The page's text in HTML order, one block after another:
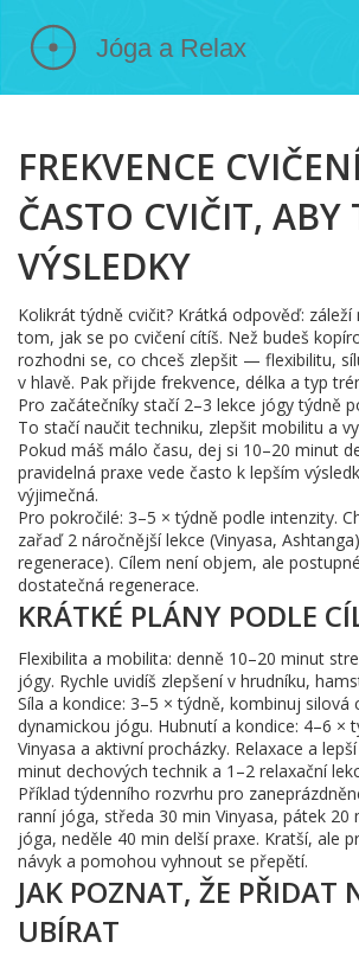
FREKVENCE
ČASTO CVIČIT, ABY
VÝSLEDKY
Kolikrát týdně cvičit? Krátká odpověď: záleží
tom, jak se po cvičení cítíš. Než budeš
rozhodni se, co chceš zlepšit — flexibilitu,
v hlavě. Pak přijde frekvence, délka a typ
Pro začátečníky stačí 2–3 lekce jógy týdně
To stačí naučit techniku, zlepšit mobilitu a
Pokud máš málo času, dej si 10–20 minut
pravidelná praxe vede často k lepším
výjimečná.
Pro pokročilé: 3–5 × týdně podle intenzity.
zařaď 2 náročnější lekce (Vinyasa,
regenerace). Cílem není objem, ale
dostatečná regenerace.
KRÁTKÉ PLÁNY PODLE
Flexibilita a mobilita: denně 10–20 minut
jógy. Rychle uvidíš zlepšení v hrudníku,
Síla a kondice: 3–5 × týdně, kombinuj silová
dynamickou jógu. Hubnutí a kondice: 4–6 ×
Vinyasa a aktivní procházky. Relaxace a
minut dechových technik a 1–2 relaxační
Příklad týdenního rozvrhu pro
ranní jóga, středa 30 min Vinyasa, pátek 20
jóga, neděle 40 min delší praxe. Kratší, ale
návyk a pomohou vyhnout se přepětí.
JAK POZNAT, ŽE PŘIDAT
UBÍRAT